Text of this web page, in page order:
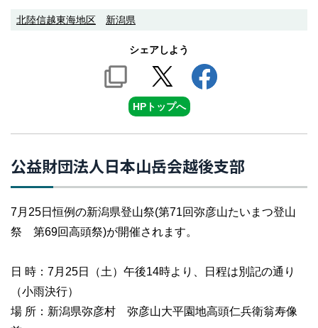
北陸信越東海地区 新潟県
シェアしよう
HPトップへ
公益財団法人日本山岳会越後支部
7月25日恒例の新潟県登山祭(第71回弥彦山たいまつ登山
祭 第69回高頭祭)が開催されます。
日 時：7月25日（土）午後14時より、日程は別記の通り
（小雨決行）
場 所：新潟県弥彦村 弥彦山大平園地高頭仁兵衛翁寿像